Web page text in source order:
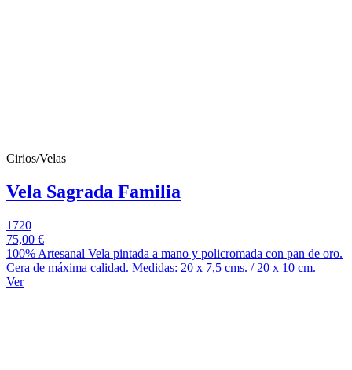
Cirios/Velas
Vela Sagrada Familia
1720
75,00 €
100% Artesanal Vela pintada a mano y policromada con pan de oro.
Cera de máxima calidad. Medidas: 20 x 7,5 cms. / 20 x 10 cm.
Ver